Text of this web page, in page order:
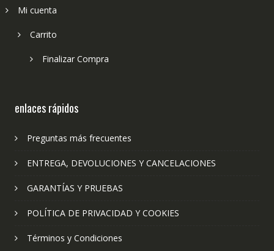
Mi cuenta
Carrito
Finalizar Compra
enlaces rápidos
Preguntas más frecuentes
ENTREGA, DEVOLUCIONES Y CANCELACIONES
GARANTÍAS Y PRUEBAS
POLÍTICA DE PRIVACIDAD Y COOKIES
Términos y Condiciones